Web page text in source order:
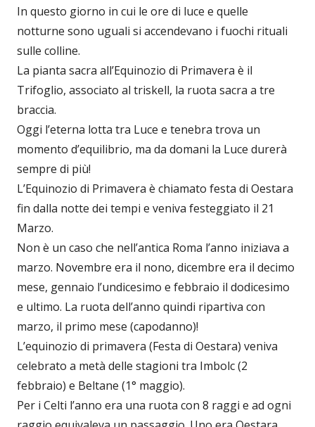
In questo giorno in cui le ore di luce e quelle
notturne sono uguali si accendevano i fuochi rituali
sulle colline.
La pianta sacra all’Equinozio di Primavera è il
Trifoglio, associato al triskell, la ruota sacra a tre
braccia.
Oggi l’eterna lotta tra Luce e tenebra trova un
momento d’equilibrio, ma da domani la Luce durerà
sempre di più!
L’Equinozio di Primavera è chiamato festa di Oestara
fin dalla notte dei tempi e veniva festeggiato il 21
Marzo.
Non è un caso che nell’antica Roma l’anno iniziava a
marzo. Novembre era il nono, dicembre era il decimo
mese, gennaio l’undicesimo e febbraio il dodicesimo
e ultimo. La ruota dell’anno quindi ripartiva con
marzo, il primo mese (capodanno)!
L’equinozio di primavera (Festa di Oestara) veniva
celebrato a metà delle stagioni tra Imbolc (2
febbraio) e Beltane (1° maggio).
Per i Celti l’anno era una ruota con 8 raggi e ad ogni